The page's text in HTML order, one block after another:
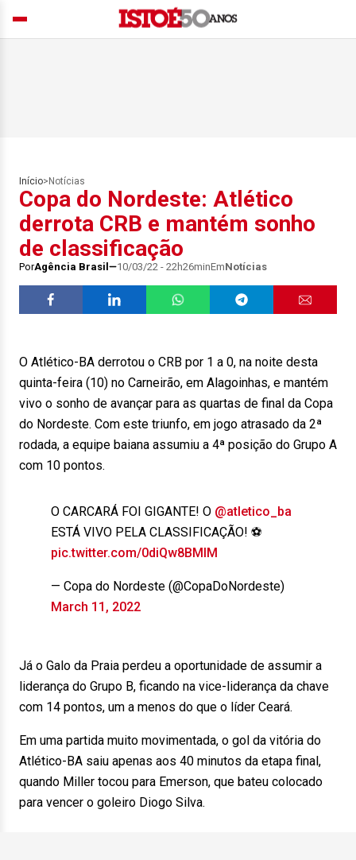
Início> Notícias
Copa do Nordeste: Atlético
derrota CRB e mantém sonho
de classificação
PorAgência Brasil 10/03/22 - 22h26minEmNotícias
O Atlético-BA derrotou o CRB por 1 a 0, na noite desta
quinta-feira (10) no Carneirão, em Alagoinhas, e mantém
vivo o sonho de avançar para as quartas de final da Copa
do Nordeste. Com este triunfo, em jogo atrasado da 2ª
rodada, a equipe baiana assumiu a 4ª posição do Grupo A
com 10 pontos.
O CARCARÁ FOI GIGANTE! O @atletico_ba
ESTÁ VIVO PELA CLASSIFICAÇÃO! ⚽
pic.twitter.com/0diQw8BMIM
— Copa do Nordeste (@CopaDoNordeste)
March 11, 2022
Já o Galo da Praia perdeu a oportunidade de assumir a
liderança do Grupo B, ficando na vice-liderança da chave
com 14 pontos, um a menos do que o líder Ceará.
Em uma partida muito movimentada, o gol da vitória do
Atlético-BA saiu apenas aos 40 minutos da etapa final,
quando Miller tocou para Emerson, que bateu colocado
para vencer o goleiro Diogo Silva.